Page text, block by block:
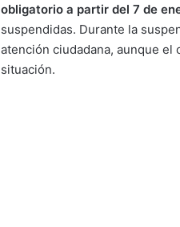
obligatorio a partir del 7 de
suspendidas. Durante la
atención ciudadana, aunque
situación.